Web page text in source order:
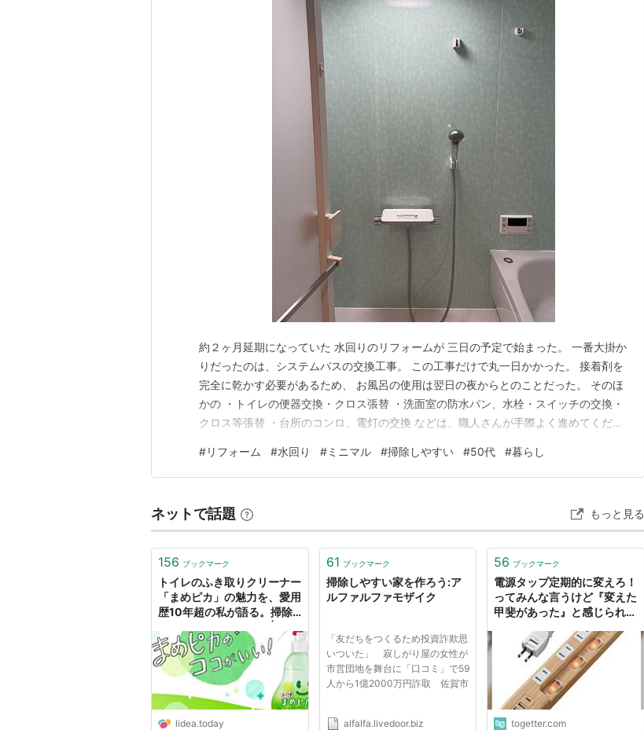
約２ヶ月延期になっていた 水回りのリフォームが 三日の予定で始まった。 一番大掛か
りだったのは、システムバスの交換工事。 この工事だけで丸一日かかった。 接着剤を
完全に乾かす必要があるため、 お風呂の使用は翌日の夜からとのことだった。 そのほ
かの ・トイレの便器交換・クロス張替 ・洗面室の防水パン、水栓・スイッチの交換・
クロス等張替 ・台所のコンロ、電灯の交換 などは、職人さんが手際よく進めてくださ
いた。 リフォーム代金の残り（40％）を来週早々に支払う予定。 今回のリフォームで
最優先にしたことは、 「ミニマルで掃…
#リフォーム #水回り #ミニマル #掃除しやすい #50代 #暮らし
ネットで話題 もっと見る
156 ブックマーク
トイレのふき取りクリーナー
「まめピカ」の魅力を、愛用
歴10年超の私が語る。掃除
Lidea(リディア) by LION
lidea.today
61 ブックマーク
掃除しやすい家を作ろう:ア
ルファルファモザイク
「友だちをつくるため投資詐欺思
いついた」 寂しがり屋の女性が
市営団地を舞台に「口コミ」で59
人から1億2000万円詐取 佐賀市
alfalfa.livedoor.biz
56 ブックマーク
電源タップ定期的に変えろ！
ってみんな言うけど『変えた
甲斐があった』と感じられる
しやすい・安全機能つきは満
足度高い
togetter.com